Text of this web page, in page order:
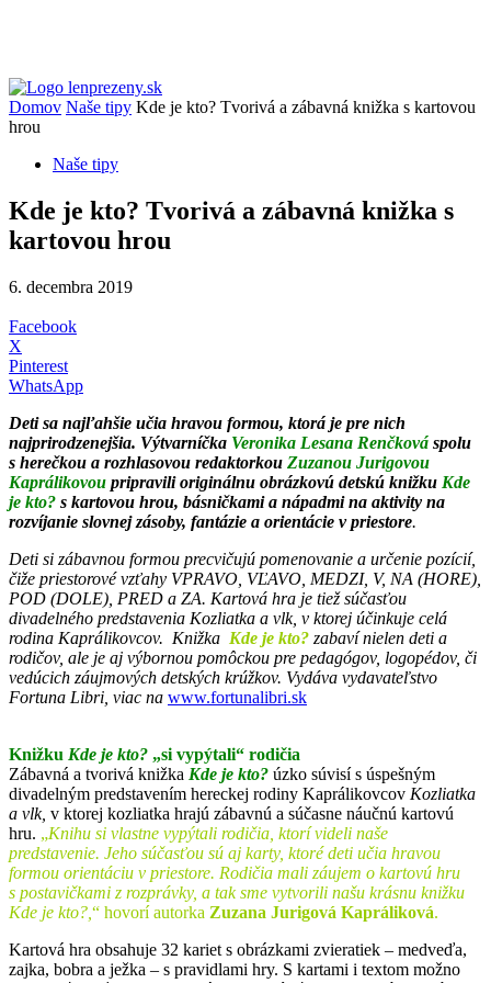
Domov Naše tipy Kde je kto? Tvorivá a zábavná knižka s kartovou
hrou
Naše tipy
Kde je kto? Tvorivá a zábavná knižka s
kartovou hrou
6. decembra 2019
Facebook
X
Pinterest
WhatsApp
Deti sa najľahšie učia hravou formou, ktorá je pre nich
najprirodzenejšia. Výtvarníčka Veronika Lesana Renčková spolu
s herečkou a rozhlasovou redaktorkou Zuzanou Jurigovou
Kaprálikovou pripravili originálnu obrázkovú detskú knižku Kde
je kto? s kartovou hrou, básničkami a nápadmi na aktivity na
rozvíjanie slovnej zásoby, fantázie a orientácie v priestore.
Deti si zábavnou formou precvičujú pomenovanie a určenie pozícií,
čiže priestorové vzťahy VPRAVO, VĽAVO, MEDZI, V, NA (HORE),
POD (DOLE), PRED a ZA. Kartová hra je tiež súčasťou
divadelného predstavenia Kozliatka a vlk, v ktorej účinkuje celá
rodina Kaprálikovcov. Knižka Kde je kto? zabaví nielen deti a
rodičov, ale je aj výbornou pomôckou pre pedagógov, logopédov, či
vedúcich záujmových detských krúžkov. Vydáva vydavateľstvo
Fortuna Libri, viac na www.fortunalibri.sk
Knižku Kde je kto? „si vypýtali“ rodičia
Zábavná a tvorivá knižka Kde je kto? úzko súvisí s úspešným
divadelným predstavením hereckej rodiny Kaprálikovcov Kozliatka
a vlk, v ktorej kozliatka hrajú zábavnú a súčasne náučnú kartovú
hru. „Knihu si vlastne vypýtali rodičia, ktorí videli naše
predstavenie. Jeho súčasťou sú aj karty, ktoré deti učia hravou
formou orientáciu v priestore. Rodičia mali záujem o kartovú hru
s postavičkami z rozprávky, a tak sme vytvorili našu krásnu knižku
Kde je kto?, “ hovorí autorka Zuzana Jurigová Kapráliková.
Kartová hra obsahuje 32 kariet s obrázkami zvieratiek – medveďa,
zajka, bobra a ježka – s pravidlami hry. S kartami i textom možno